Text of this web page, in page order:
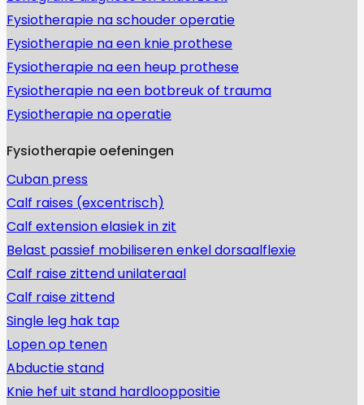
Fysiotherapie na schouder operatie
Fysiotherapie na een knie prothese
Fysiotherapie na een heup prothese
Fysiotherapie na een botbreuk of trauma
Fysiotherapie na operatie
Fysiotherapie oefeningen
Cuban press
Calf raises (excentrisch)
Calf extension elasiek in zit
Belast passief mobiliseren enkel dorsaalflexie
Calf raise zittend unilateraal
Calf raise zittend
Single leg hak tap
Lopen op tenen
Abductie stand
Knie hef uit stand hardlooppositie